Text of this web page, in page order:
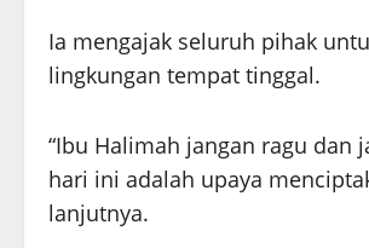
Ia mengajak seluruh pihak
lingkungan tempat tinggal.
“Ibu Halimah jangan ragu dan
hari ini adalah upaya
lanjutnya.